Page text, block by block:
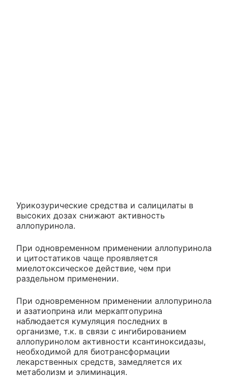
Урикозурические средства и салицилаты в
высоких дозах снижают активность
аллопуринола.
При одновременном применении аллопуринола
и цитостатиков чаще проявляется
миелотоксическое действие, чем при
раздельном применении.
При одновременном применении аллопуринола
и азатиоприна или меркаптопурина
наблюдается кумуляция последних в
организме, т.к. в связи с ингибированием
аллопуринолом активности ксантиноксидазы,
необходимой для биотрансформации
лекарственных средств, замедляется их
метаболизм и элиминация.